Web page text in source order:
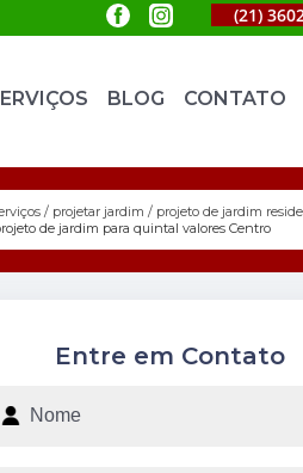
(21)
BLOG CONTATO
projetar jardim
projeto de jardim
de jardim para quintal valores Centro
Entre em Contato